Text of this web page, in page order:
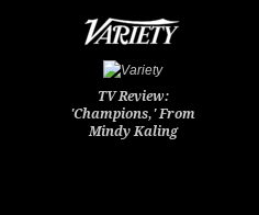
TV Review:
'Champions,' From
Mindy Kaling